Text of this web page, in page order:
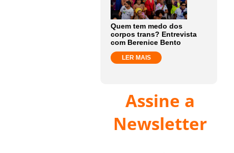
Quem tem medo dos
corpos trans? Entrevista
com Berenice Bento
LER MAIS
Assine a
Newsletter